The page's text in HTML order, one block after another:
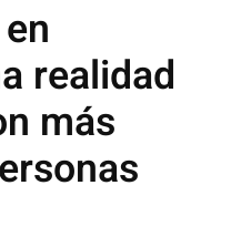
realidad
más